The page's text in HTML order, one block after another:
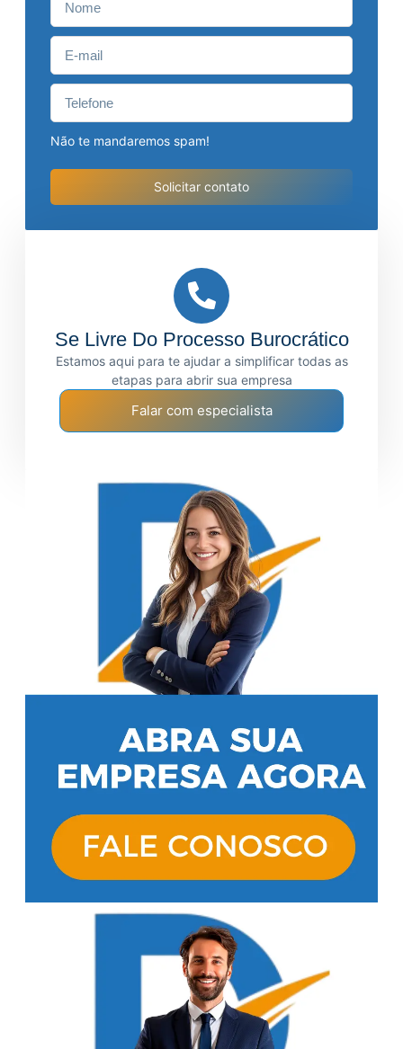
Não te mandaremos spam!
Solicitar contato
Se Livre Do Processo Burocrático
Estamos aqui para te ajudar a simplificar todas as
etapas para abrir sua empresa
Falar com especialista